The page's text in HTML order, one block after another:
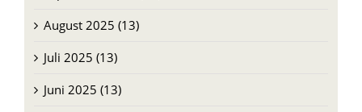
August 2025 (13)
Juli 2025 (13)
Juni 2025 (13)